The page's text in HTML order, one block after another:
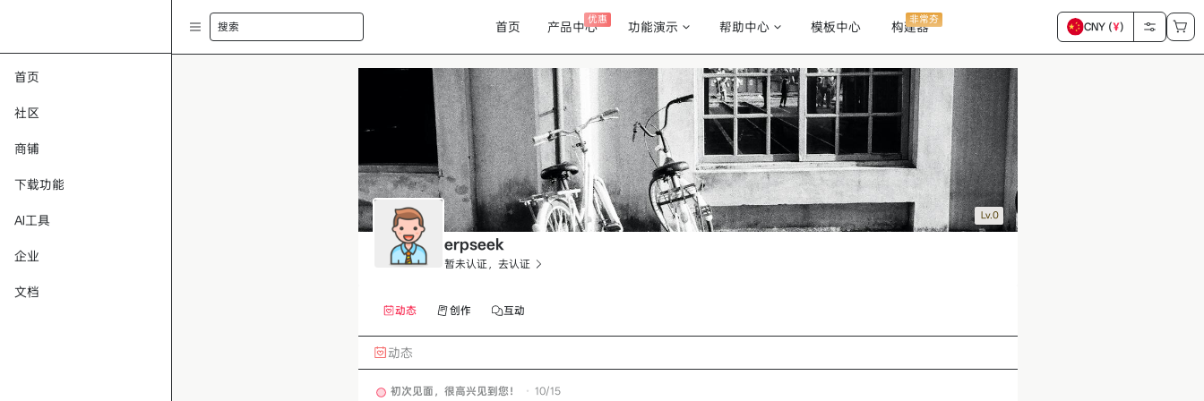
首页
社区
商铺
下载功能
AI工具
企业
文档
搜索 首页 产品中心
优惠
功能演示 帮助中心 模板中心 构建器
非常夯
CNY (¥)
Lv.0
erpseek
暂未认证，去认证
动态 创作 互动
动态
初次见面，很高兴见到您！ • 10/15